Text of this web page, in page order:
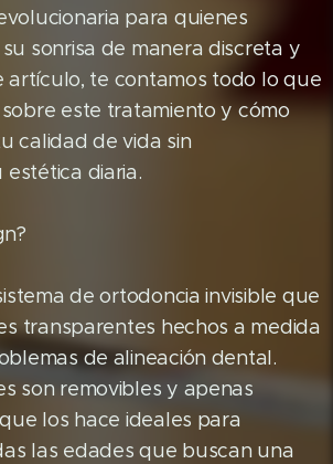
para quienes
sonrisa de manera discreta y
artículo, te contamos todo lo que
este tratamiento y cómo
calidad de vida sin
diaria.
de ortodoncia invisible que
transparentes hechos a medida
de alineación dental.
son removibles y apenas
los hace ideales para
las edades que buscan una